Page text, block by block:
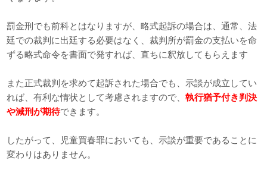
罰金刑でも前科とはなりますが、略式起訴の場合は、通常、法
廷での裁判に出廷する必要はなく、裁判所が罰金の支払いを命
ずる略式命令を書面で発すれば、直ちに釈放してもらえます
また正式裁判を求めて起訴された場合でも、示談が成立してい
れば、有利な情状として考慮されますので、執行猶予付き判決
や減刑が期待できます。
したがって、児童買春罪においても、示談が重要であることに
変わりはありません。